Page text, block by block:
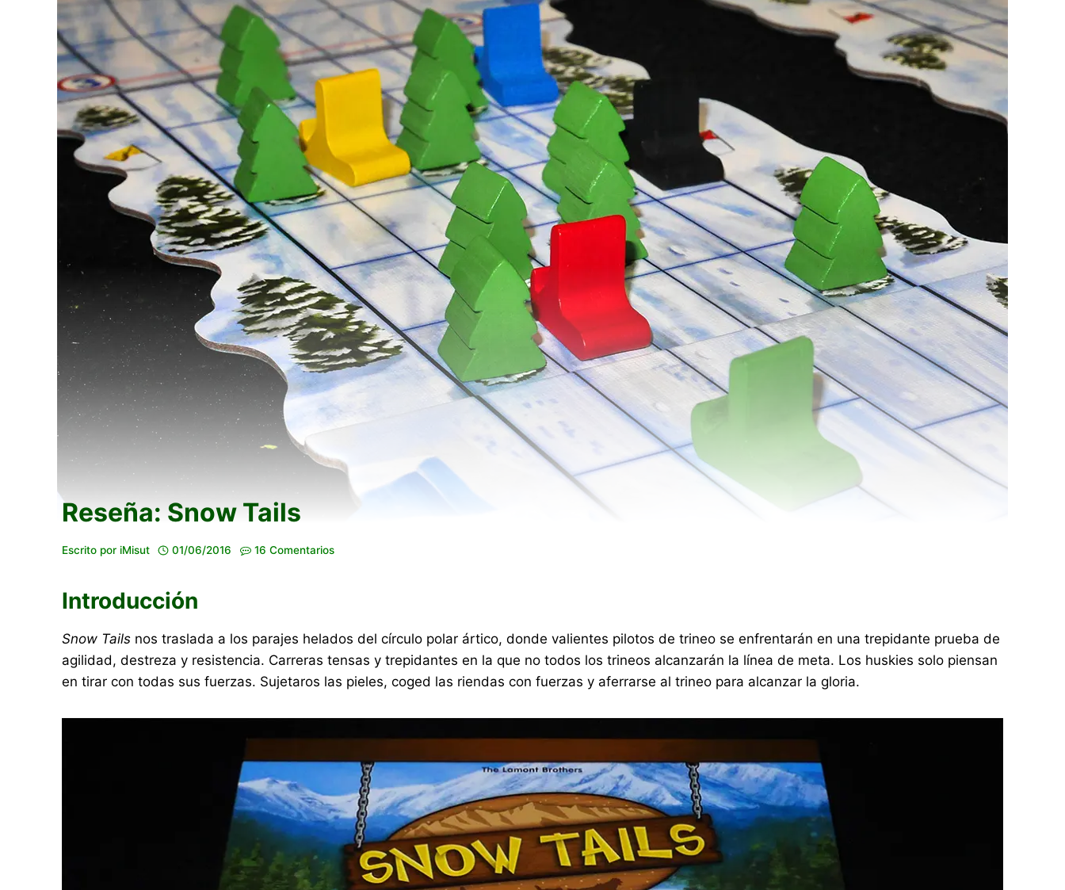
Reseña: Snow Tails
Escrito por iMisut 01/06/2016 16 Comentarios
Introducción
Snow Tails nos traslada a los parajes helados del círculo polar ártico, donde valientes pilotos de trineo se enfrentarán en una trepidante prueba de
agilidad, destreza y resistencia. Carreras tensas y trepidantes en la que no todos los trineos alcanzarán la línea de meta. Los huskies solo piensan
en tirar con todas sus fuerzas. Sujetaros las pieles, coged las riendas con fuerzas y aferrarse al trineo para alcanzar la gloria.